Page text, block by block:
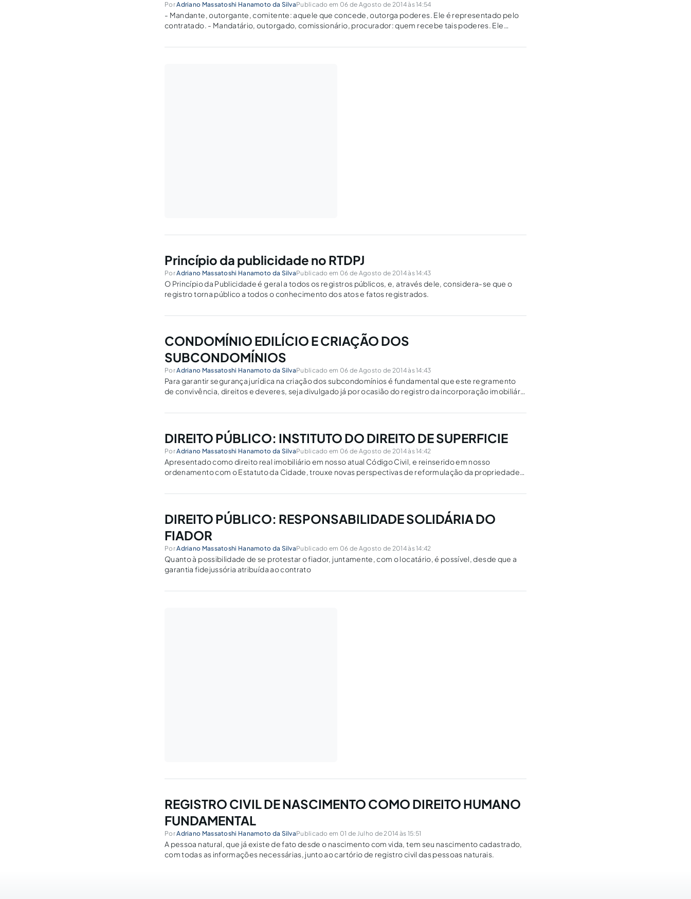
PorAdriano Massatoshi Hanamoto da SilvaPublicado em 06 de Agosto de 2014 às 14:54
- Mandante, outorgante, comitente: aquele que concede, outorga poderes. Ele é representado pelo
contratado. - Mandatário, outorgado, comissionário, procurador: quem recebe tais poderes. Ele
Princípio da publicidade no RTDPJ
PorAdriano Massatoshi Hanamoto da SilvaPublicado em 06 de Agosto de 2014 às 14:43
O Princípio da Publicidade é geral a todos os registros públicos, e, através dele, considera-se que o
registro torna público a todos o conhecimento dos atos e fatos registrados.
CONDOMÍNIO EDILÍCIO E CRIAÇÃO DOS
SUBCONDOMÍNIOS
PorAdriano Massatoshi Hanamoto da SilvaPublicado em 06 de Agosto de 2014 às 14:43
Para garantir segurança jurídica na criação dos subcondomínios é fundamental que este regramento
de convivência, direitos e deveres, seja divulgado já por ocasião do registro da incorporação imobiliária
DIREITO PÚBLICO: INSTITUTO DO DIREITO DE SUPERFICIE
PorAdriano Massatoshi Hanamoto da SilvaPublicado em 06 de Agosto de 2014 às 14:42
Apresentado como direito real imobiliário em nosso atual Código Civil, e reinserido em nosso
ordenamento com o Estatuto da Cidade, trouxe novas perspectivas de reformulação da propriedade
DIREITO PÚBLICO: RESPONSABILIDADE SOLIDÁRIA DO
FIADOR
PorAdriano Massatoshi Hanamoto da SilvaPublicado em 06 de Agosto de 2014 às 14:42
Quanto à possibilidade de se protestar o fiador, juntamente, com o locatário, é possível, desde que a
garantia fidejussória atribuída ao contrato
REGISTRO CIVIL DE NASCIMENTO COMO DIREITO HUMANO
FUNDAMENTAL
PorAdriano Massatoshi Hanamoto da SilvaPublicado em 01 de Julho de 2014 às 15:51
A pessoa natural, que já existe de fato desde o nascimento com vida, tem seu nascimento cadastrado,
com todas as informações necessárias, junto ao cartório de registro civil das pessoas naturais.